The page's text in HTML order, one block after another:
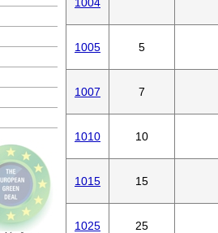
1005 5
1007 7
1010 10
1015 15
1025 25